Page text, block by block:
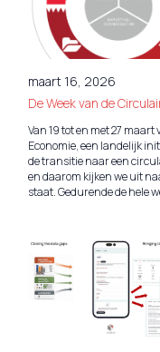
maart 16, 2026
De Week van de
Van 19 tot en met 27
Economie, een landelijk
de transitie naar een
en daarom kijken we uit
staat. Gedurende de hele